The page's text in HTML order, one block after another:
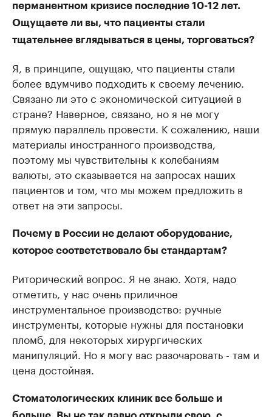
перманентном кризисе последние 10-12 лет.
Ощущаете ли вы, что пациенты стали
тщательнее вглядываться в цены, торговаться?
Я, в принципе, ощущаю, что пациенты стали
более вдумчиво подходить к своему лечению.
Связано ли это с экономической ситуацией в
стране? Наверное, связано, но я не могу
прямую параллель провести. К сожалению, наши
материалы иностранного производства,
поэтому мы чувствительны к колебаниям
валюты, это сказывается на запросах наших
пациентов и том, что мы можем предложить в
ответ на эти запросы.
Почему в России не делают оборудование,
которое соответствовало бы стандартам?
Риторический вопрос. Я не знаю. Хотя, надо
отметить, у нас очень приличное
инструментальное производство: ручные
инструменты, которые нужны для постановки
пломб, для некоторых хирургических
манипуляций. Но я могу вас разочаровать - там и
цена достойная.
Стоматологических клиник все больше и